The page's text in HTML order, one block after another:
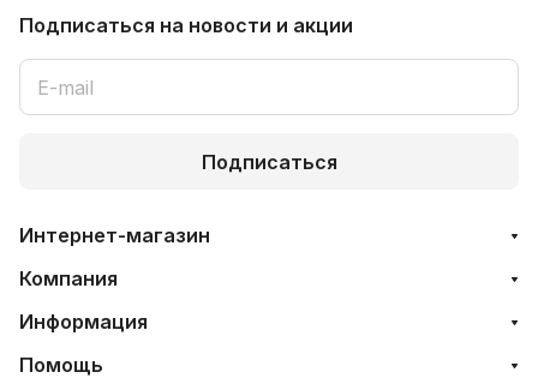
Подписаться на новости и акции
Подписаться
Интернет-магазин
Компания
Информация
Помощь